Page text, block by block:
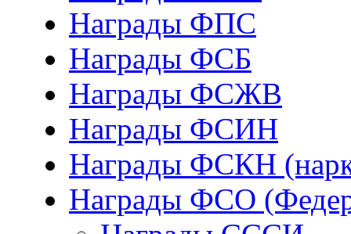
Награды ФПС
Награды ФСБ
Награды ФСЖВ
Награды ФСИН
Награды ФСКН
Награды ФСО